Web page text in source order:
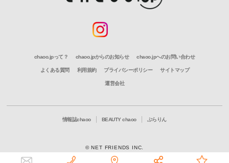
chaoo.jpって？ chaoo.jpからのお知らせ chaoo.jpへのお問い合わせ
よくある質問 利用規約 プライバシーポリシー サイトマップ
運営会社
情報誌chaoo BEAUTY chaoo ぶらりん
© NET FRIENDS INC.